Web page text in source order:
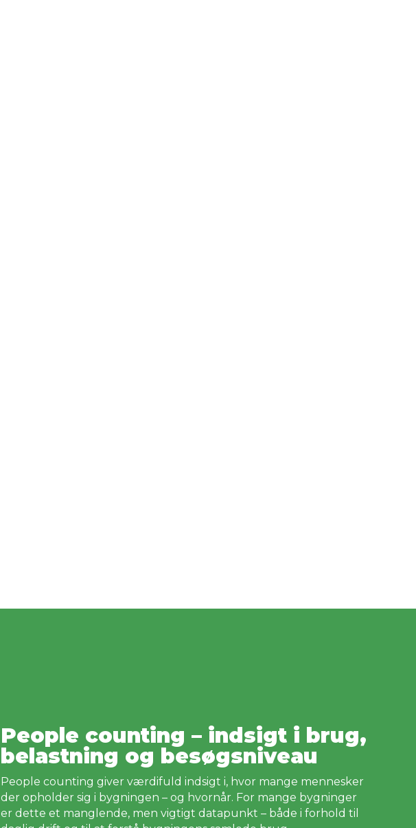
People counting – indsigt i brug,
belastning og besøgsniveau
People counting giver værdifuld indsigt i, hvor mange mennesker
der opholder sig i bygningen – og hvornår. For mange bygninger
er dette et manglende, men vigtigt datapunkt – både i forhold til